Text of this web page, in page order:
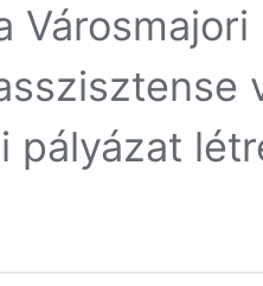
pályázat